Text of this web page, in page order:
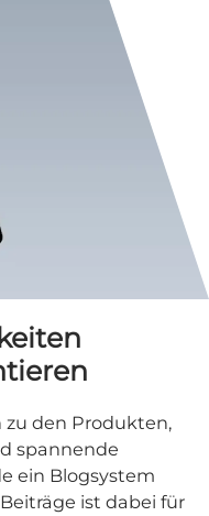
den Produkten,
spannende
ein Blogsystem
ist dabei für